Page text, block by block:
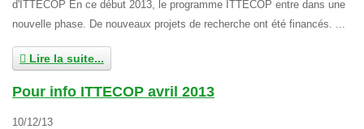
d'ITTECOP En ce début 2013, le programme ITTECOP entre dans une
nouvelle phase. De nouveaux projets de recherche ont été financés. ...
Lire la suite...
Pour info ITTECOP avril 2013
10/12/13